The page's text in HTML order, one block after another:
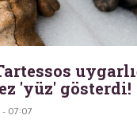
'yüz' gösterdi!
- 07:07